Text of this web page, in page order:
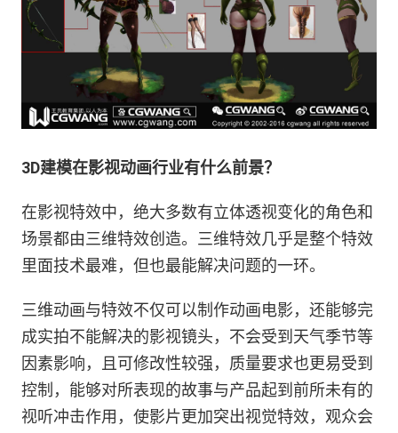
3D建模在影视动画行业有什么前景？
在影视特效中，绝大多数有立体透视变化的角色和
场景都由三维特效创造。三维特效几乎是整个特效
里面技术最难，但也最能解决问题的一环。
三维动画与特效不仅可以制作动画电影，还能够完
成实拍不能解决的影视镜头，不会受到天气季节等
因素影响，且可修改性较强，质量要求也更易受到
控制，能够对所表现的故事与产品起到前所未有的
视听冲击作用，使影片更加突出视觉特效，观众会